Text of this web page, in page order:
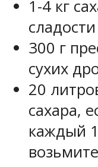
1-4 кг
300 г
сухих
20
сахара,
каждый